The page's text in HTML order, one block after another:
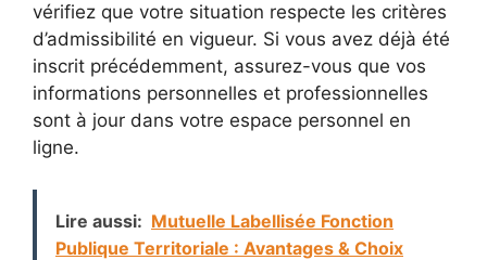
vérifiez que votre situation respecte les critères
d’admissibilité en vigueur. Si vous avez déjà été
inscrit précédemment, assurez-vous que vos
informations personnelles et professionnelles
sont à jour dans votre espace personnel en
ligne.
Lire aussi: Mutuelle Labellisée Fonction
Publique Territoriale : Avantages & Choix